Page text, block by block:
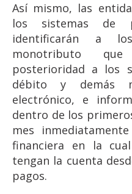
Así mismo, las
los sistemas de
identificarán a
monotributo
posterioridad a los
débito y demás
electrónico, e
dentro de los
mes
financiera en la
tengan la cuenta
pagos.